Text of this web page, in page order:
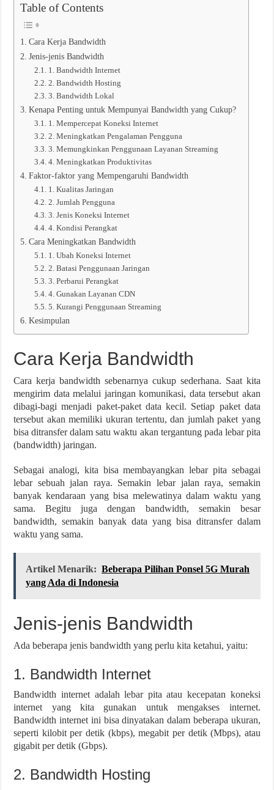
Table of Contents
Cara Kerja Bandwidth
Jenis-jenis Bandwidth
1. Bandwidth Internet
2. Bandwidth Hosting
3. Bandwidth Lokal
Kenapa Penting untuk Mempunyai Bandwidth yang Cukup?
1. Mempercepat Koneksi Internet
2. Meningkatkan Pengalaman Pengguna
3. Memungkinkan Penggunaan Layanan Streaming
4. Meningkatkan Produktivitas
Faktor-faktor yang Mempengaruhi Bandwidth
1. Kualitas Jaringan
2. Jumlah Pengguna
3. Jenis Koneksi Internet
4. Kondisi Perangkat
Cara Meningkatkan Bandwidth
1. Ubah Koneksi Internet
2. Batasi Penggunaan Jaringan
3. Perbarui Perangkat
4. Gunakan Layanan CDN
5. Kurangi Penggunaan Streaming
Kesimpulan
Cara Kerja Bandwidth
Cara kerja bandwidth sebenarnya cukup sederhana. Saat kita
mengirim data melalui jaringan komunikasi, data tersebut akan
dibagi-bagi menjadi paket-paket data kecil. Setiap paket data
tersebut akan memiliki ukuran tertentu, dan jumlah paket yang
bisa ditransfer dalam satu waktu akan tergantung pada lebar pita
(bandwidth) jaringan.
Sebagai analogi, kita bisa membayangkan lebar pita sebagai
lebar sebuah jalan raya. Semakin lebar jalan raya, semakin
banyak kendaraan yang bisa melewatinya dalam waktu yang
sama. Begitu juga dengan bandwidth, semakin besar
bandwidth, semakin banyak data yang bisa ditransfer dalam
waktu yang sama.
Artikel Menarik: Beberapa Pilihan Ponsel 5G Murah
yang Ada di Indonesia
Jenis-jenis Bandwidth
Ada beberapa jenis bandwidth yang perlu kita ketahui, yaitu:
1. Bandwidth Internet
Bandwidth internet adalah lebar pita atau kecepatan koneksi
internet yang kita gunakan untuk mengakses internet.
Bandwidth internet ini bisa dinyatakan dalam beberapa ukuran,
seperti kilobit per detik (kbps), megabit per detik (Mbps), atau
gigabit per detik (Gbps).
2. Bandwidth Hosting